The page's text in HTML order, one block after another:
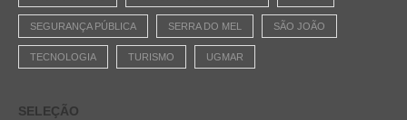
SEGURANÇA PÚBLICA SERRA DO MEL SÃO JOÃO
TECNOLOGIA TURISMO UGMAR
SELEÇÃO